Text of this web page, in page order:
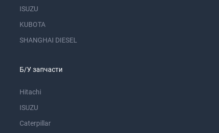
ISUZU
KUBOTA
SHANGHAI DIESEL
Б/У запчасти
Hitachi
ISUZU
Caterpillar